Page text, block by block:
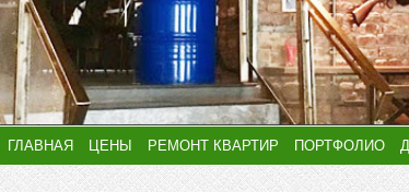
ГЛАВНАЯ ЦЕНЫ РЕМОНТ КВАРТИР ПОРТФОЛИО